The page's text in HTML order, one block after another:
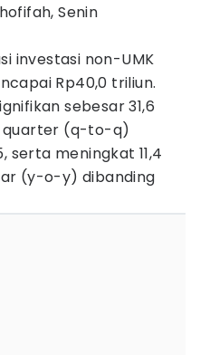
Senin
investasi non-UMK
Rp40,0 triliun.
sebesar 31,6
quarter (q-to-q)
serta meningkat 11,4
(y-o-y) dibanding